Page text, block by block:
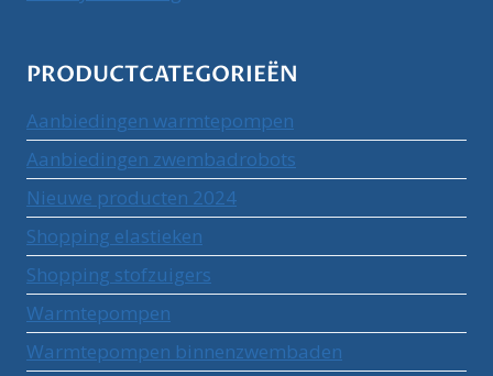
PRODUCTCATEGORIEËN
Aanbiedingen warmtepompen
Aanbiedingen zwembadrobots
Nieuwe producten 2024
Shopping elastieken
Shopping stofzuigers
Warmtepompen
Warmtepompen binnenzwembaden